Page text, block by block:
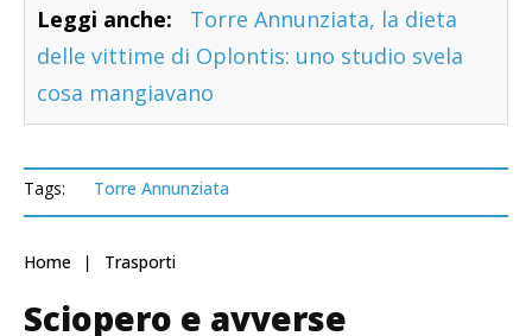
Leggi anche:
Torre Annunziata, la dieta
delle vittime di Oplontis: uno studio svela
cosa mangiavano
Tags: Torre Annunziata
Home Trasporti
Sciopero e avverse